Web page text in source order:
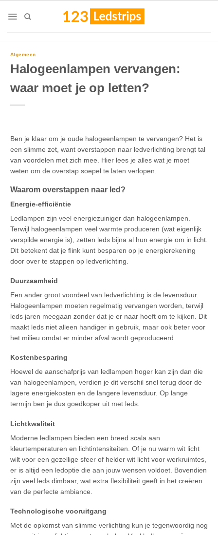
Algemeen
Halogeenlampen vervangen:
waar moet je op letten?
Ben je klaar om je oude halogeenlampen te vervangen? Het is
een slimme zet, want overstappen naar ledverlichting brengt tal
van voordelen met zich mee. Hier lees je alles wat je moet
weten om de overstap soepel te laten verlopen.
Waarom overstappen naar led?
Energie-efficiëntie
Ledlampen zijn veel energiezuiniger dan halogeenlampen.
Terwijl halogeenlampen veel warmte produceren (wat eigenlijk
verspilde energie is), zetten leds bijna al hun energie om in licht.
Dit betekent dat je flink kunt besparen op je energierekening
door over te stappen op ledverlichting.
Duurzaamheid
Een ander groot voordeel van ledverlichting is de levensduur.
Halogeenlampen moeten regelmatig vervangen worden, terwijl
leds jaren meegaan zonder dat je er naar hoeft om te kijken. Dit
maakt leds niet alleen handiger in gebruik, maar ook beter voor
het milieu omdat er minder afval wordt geproduceerd.
Kostenbesparing
Hoewel de aanschafprijs van ledlampen hoger kan zijn dan die
van halogeenlampen, verdien je dit verschil snel terug door de
lagere energiekosten en de langere levensduur. Op lange
termijn ben je dus goedkoper uit met leds.
Lichtkwaliteit
Moderne ledlampen bieden een breed scala aan
kleurtemperaturen en lichtintensiteiten. Of je nu warm wit licht
wilt voor een gezellige sfeer of helder wit licht voor werkruimtes,
er is altijd een ledoptie die aan jouw wensen voldoet. Bovendien
zijn veel leds dimbaar, wat extra flexibiliteit geeft in het creëren
van de perfecte ambiance.
Technologische vooruitgang
Met de opkomst van slimme verlichting kun je tegenwoordig nog